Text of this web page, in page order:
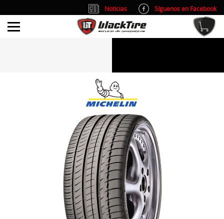
Noticias
Síguenos en Facebook
info@blacktire.es
Atención al cliente: L/V 9:00-14:00 y 15:00-19:00